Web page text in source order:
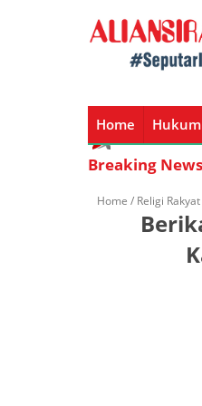
Home
Home
Breaking News
Home / Religi Rakyat